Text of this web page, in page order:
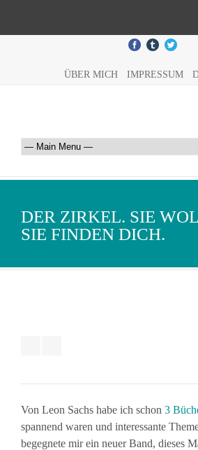
ÜBER MICH IMPRESSUM
DER ZIRKEL. SIE
SIE FINDEN DICH.
Von Leon Sachs habe ich schon 3
spannend waren und interessante
begegnete mir ein neuer Band, dieses